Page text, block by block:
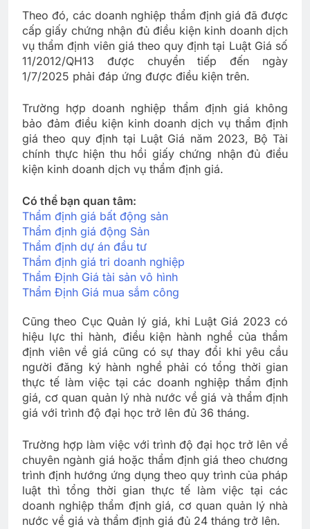
Theo đó, các doanh nghiệp thẩm định giá đã được
cấp giấy chứng nhận đủ điều kiện kinh doanh dịch
vụ thẩm định viên giá theo quy định tại Luật Giá số
11/2012/QH13 được chuyển tiếp đến ngày
1/7/2025 phải đáp ứng được điều kiện trên.
Trường hợp doanh nghiệp thẩm định giá không
bảo đảm điều kiện kinh doanh dịch vụ thẩm định
giá theo quy định tại Luật Giá năm 2023, Bộ Tài
chính thực hiện thu hồi giấy chứng nhận đủ điều
kiện kinh doanh dịch vụ thẩm định giá.
Có thể bạn quan tâm:
Thẩm định giá bất động sản
Thẩm định giá động Sản
Thẩm định dự án đầu tư
Thẩm định giá tri doanh nghiệp
Thẩm Định Giá tài sản vô hình
Thẩm Định Giá mua sắm công
Cũng theo Cục Quản lý giá, khi Luật Giá 2023 có
hiệu lực thi hành, điều kiện hành nghề của thẩm
định viên về giá cũng có sự thay đổi khi yêu cầu
người đăng ký hành nghề phải có tổng thời gian
thực tế làm việc tại các doanh nghiệp thẩm định
giá, cơ quan quản lý nhà nước về giá và thẩm định
giá với trình độ đại học trở lên đủ 36 tháng.
Trường hợp làm việc với trình độ đại học trở lên về
chuyên ngành giá hoặc thẩm định giá theo chương
trình định hướng ứng dụng theo quy trình của pháp
luật thì tổng thời gian thực tế làm việc tại các
doanh nghiệp thẩm định giá, cơ quan quản lý nhà
nước về giá và thẩm định giá đủ 24 tháng trở lên.